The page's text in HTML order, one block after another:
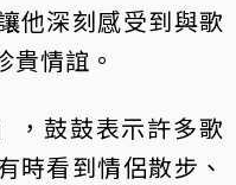
他深刻感受到與歌
貴情誼。
，鼓鼓表示許多歌
時看到情侶散步、